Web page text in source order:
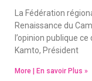
La Fédération
Renaissance du
l’opinion publique
Kamto, Président
More | En savoir Plus »